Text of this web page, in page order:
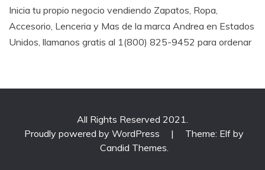
Inicia tu propio negocio vendiendo Zapatos, Ropa,
Accesorio, Lenceria y Mas de la marca Andrea en Estados
Unidos, llamanos gratis al 1(800) 825-9452 para ordenar
All Rights Reserved 2021.
Proudly powered by WordPress
|
Theme: Elf by
Candid Themes